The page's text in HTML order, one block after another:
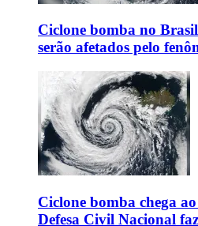
Ciclone bomba no
serão afetados pelo
Ciclone bomba chega
Defesa Civil Nacional